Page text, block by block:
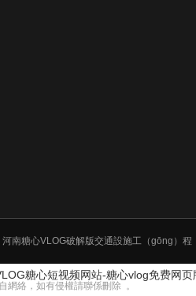
河南糖心VLOG破解版交通設施工（gōng）
自網絡，如有侵權請聯係刪除 。
糖心短视频网站-糖心vlog免费网